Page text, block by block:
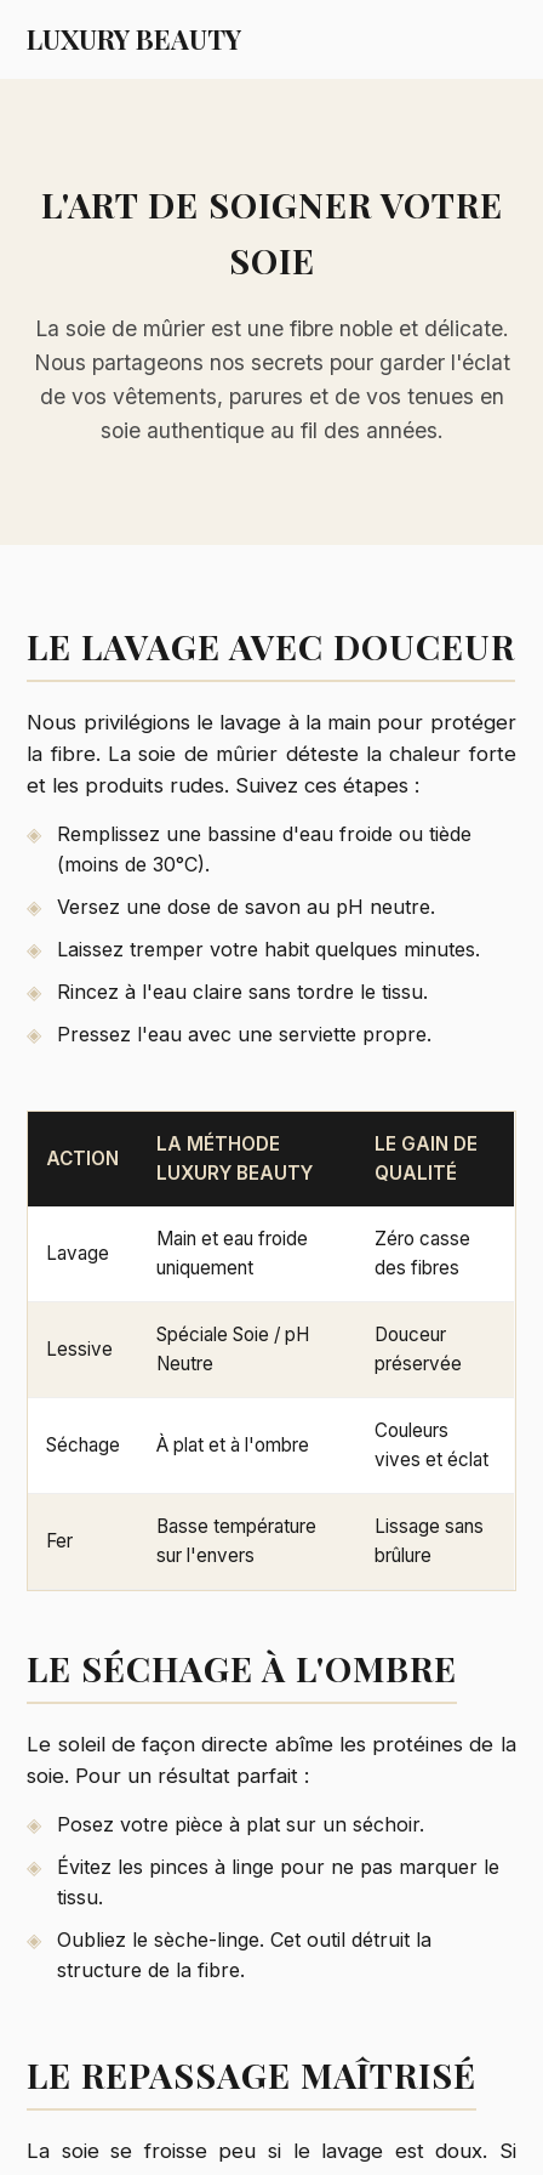
LUXURY BEAUTY
L'ART DE SOIGNER VOTRE
SOIE
La soie de mûrier est une fibre noble et délicate.
Nous partageons nos secrets pour garder l'éclat
de vos vêtements, parures et de vos tenues en
soie authentique au fil des années.
LE LAVAGE AVEC DOUCEUR
Nous privilégions le lavage à la main pour protéger
la fibre. La soie de mûrier déteste la chaleur forte
et les produits rudes. Suivez ces étapes :
Remplissez une bassine d'eau froide ou tiède
(moins de 30°C).
Versez une dose de savon au pH neutre.
Laissez tremper votre habit quelques minutes.
Rincez à l'eau claire sans tordre le tissu.
Pressez l'eau avec une serviette propre.
ACTION
LA MÉTHODE
LUXURY BEAUTY
LE GAIN DE
QUALITÉ
Lavage
Main et eau froide
uniquement
Zéro casse
des fibres
Lessive
Spéciale Soie / pH
Neutre
Douceur
préservée
Séchage À plat et à l'ombre
Couleurs
vives et éclat
Fer
Basse température
sur l'envers
Lissage sans
brûlure
LE SÉCHAGE À L'OMBRE
Le soleil de façon directe abîme les protéines de la
soie. Pour un résultat parfait :
Posez votre pièce à plat sur un séchoir.
Évitez les pinces à linge pour ne pas marquer le
tissu.
Oubliez le sèche-linge. Cet outil détruit la
structure de la fibre.
LE REPASSAGE MAÎTRISÉ
La soie se froisse peu si le lavage est doux. Si